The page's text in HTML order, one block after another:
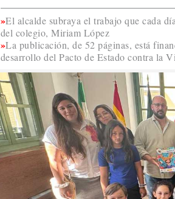
El alcalde subraya el trabajo que cada
del colegio, Miriam López
La publicación, de 52 páginas, está
desarrollo del Pacto de Estado contra la